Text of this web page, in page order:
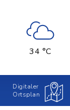
34 °C
Digitaler
Ortsplan